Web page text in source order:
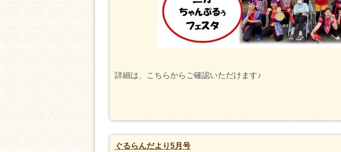
詳細は、こちらからご確認いただけます♪
ぐるらんだより5月号